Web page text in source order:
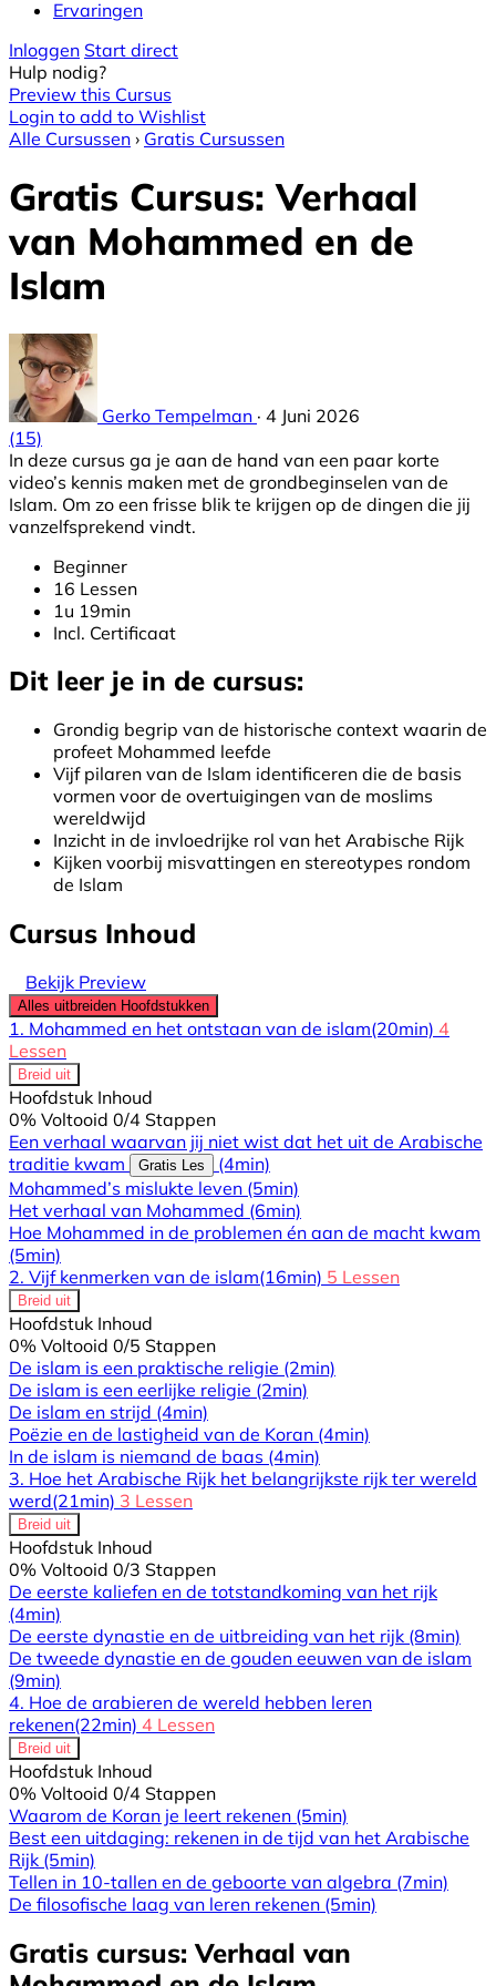
Ervaringen
Inloggen Start direct
Hulp nodig?
Preview this Cursus
Login to add to Wishlist
Alle Cursussen › Gratis Cursussen
Gratis Cursus: Verhaal
van Mohammed en de
Islam
Gerko Tempelman · 4 Juni 2026
(15)
In deze cursus ga je aan de hand van een paar korte
video’s kennis maken met de grondbeginselen van de
Islam. Om zo een frisse blik te krijgen op de dingen die jij
vanzelfsprekend vindt.
Beginner
16 Lessen
1u 19min
Incl. Certificaat
Dit leer je in de cursus:
Grondig begrip van de historische context waarin de
profeet Mohammed leefde
Vijf pilaren van de Islam identificeren die de basis
vormen voor de overtuigingen van de moslims
wereldwijd
Inzicht in de invloedrijke rol van het Arabische Rijk
Kijken voorbij misvattingen en stereotypes rondom
de Islam
Cursus Inhoud
Bekijk Preview
Alles uitbreiden Hoofdstukken
1. Mohammed en het ontstaan van de islam(20min) 4
Lessen
Breid uit
Hoofdstuk Inhoud
0% Voltooid 0/4 Stappen
Een verhaal waarvan jij niet wist dat het uit de Arabische
traditie kwam
Gratis Les
(4min)
Mohammed’s mislukte leven (5min)
Het verhaal van Mohammed (6min)
Hoe Mohammed in de problemen én aan de macht kwam
(5min)
2. Vijf kenmerken van de islam(16min) 5 Lessen
Breid uit
Hoofdstuk Inhoud
0% Voltooid 0/5 Stappen
De islam is een praktische religie (2min)
De islam is een eerlijke religie (2min)
De islam en strijd (4min)
Poëzie en de lastigheid van de Koran (4min)
In de islam is niemand de baas (4min)
3. Hoe het Arabische Rijk het belangrijkste rijk ter wereld
werd(21min) 3 Lessen
Breid uit
Hoofdstuk Inhoud
0% Voltooid 0/3 Stappen
De eerste kaliefen en de totstandkoming van het rijk
(4min)
De eerste dynastie en de uitbreiding van het rijk (8min)
De tweede dynastie en de gouden eeuwen van de islam
(9min)
4. Hoe de arabieren de wereld hebben leren
rekenen(22min) 4 Lessen
Breid uit
Hoofdstuk Inhoud
0% Voltooid 0/4 Stappen
Waarom de Koran je leert rekenen (5min)
Best een uitdaging: rekenen in de tijd van het Arabische
Rijk (5min)
Tellen in 10-tallen en de geboorte van algebra (7min)
De filosofische laag van leren rekenen (5min)
Gratis cursus: Verhaal van